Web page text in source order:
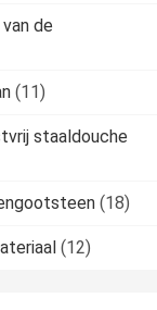
de
(11)
staaldouche
(18)
(12)